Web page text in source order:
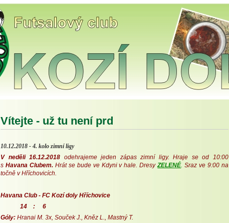
Vítejte - už tu není prd
10.12.2018 - 4. kolo zimní ligy
V neděli 16.12.2018 odehrajeme jeden zápas zimní ligy. Hraje se od 10:00
s Havana Clubem. Hrát se bude ve Kdyni v hale. DresyZELENÉ. Sraz ve 9:00 na
točně v Hříchovicích.
Havana Club - FC Kozí doly Hříchovice
14 : 6
Góly: Hranai M. 3x, Souček J., Kněz L., Mastný T.